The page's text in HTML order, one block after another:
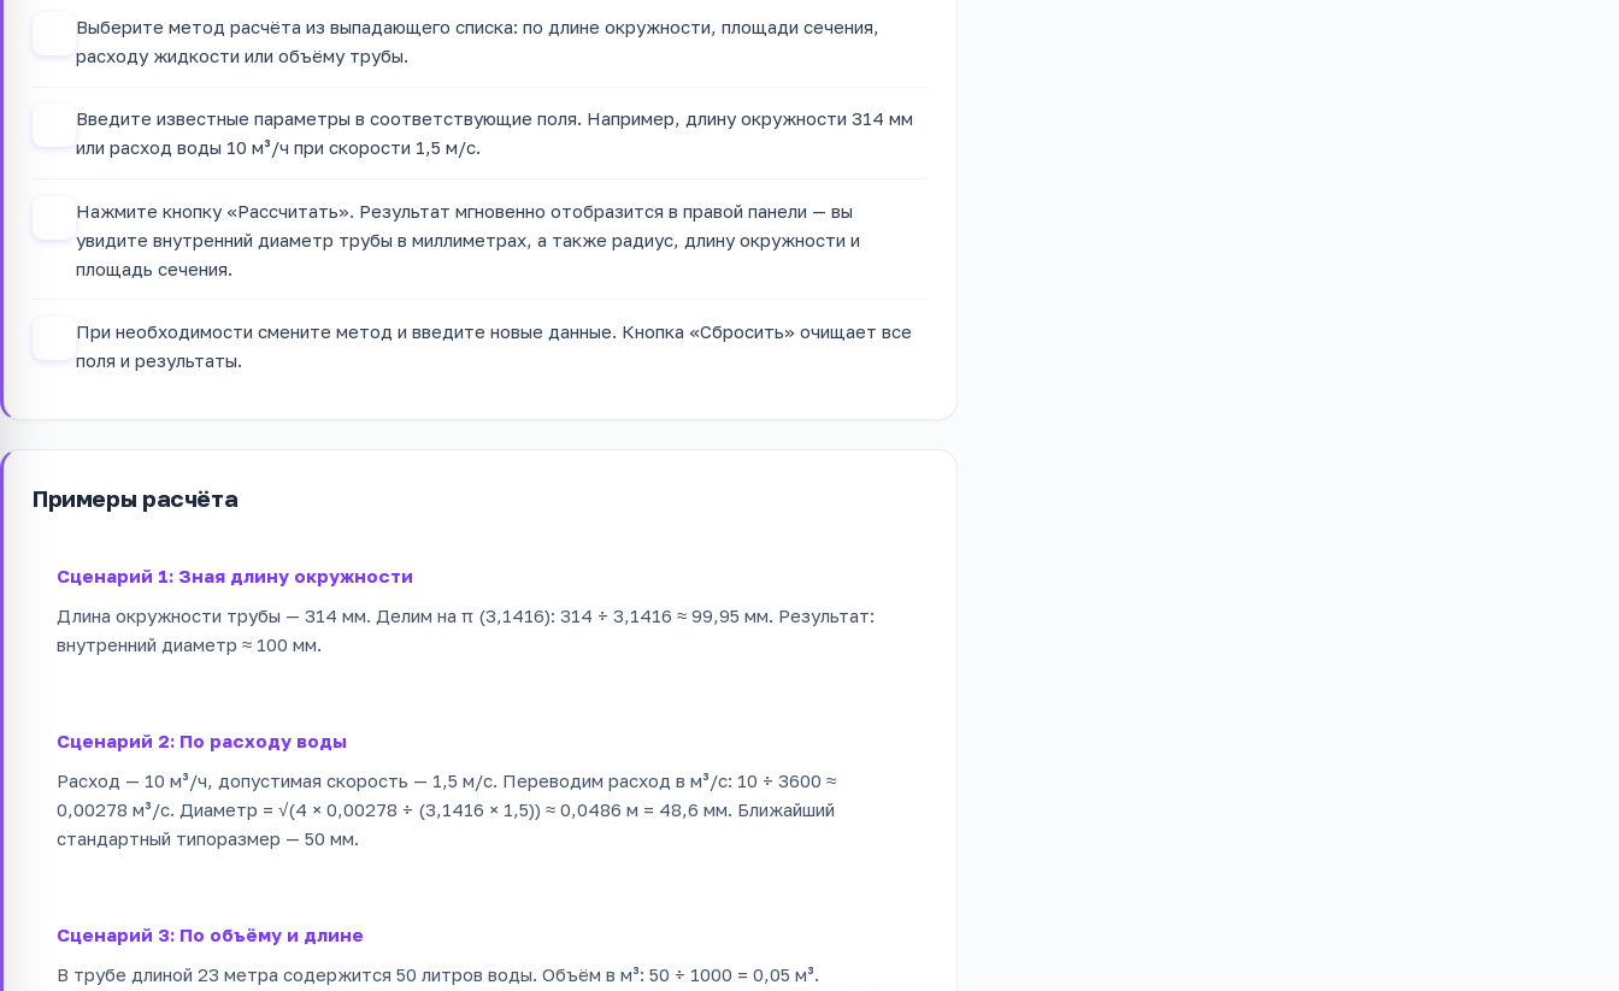
Выберите метод расчёта из выпадающего списка: по длине окружности, площади сечения,
расходу жидкости или объёму трубы.
Введите известные параметры в соответствующие поля. Например, длину окружности 314 мм
или расход воды 10 м³/ч при скорости 1,5 м/с.
Нажмите кнопку «Рассчитать». Результат мгновенно отобразится в правой панели — вы
увидите внутренний диаметр трубы в миллиметрах, а также радиус, длину окружности и
площадь сечения.
При необходимости смените метод и введите новые данные. Кнопка «Сбросить» очищает все
поля и результаты.
Примеры расчёта
Сценарий 1: Зная длину окружности
Длина окружности трубы — 314 мм. Делим на π (3,1416): 314 ÷ 3,1416 ≈ 99,95 мм. Результат:
внутренний диаметр ≈ 100 мм.
Сценарий 2: По расходу воды
Расход — 10 м³/ч, допустимая скорость — 1,5 м/с. Переводим расход в м³/с: 10 ÷ 3600 ≈
0,00278 м³/с. Диаметр = √(4 × 0,00278 ÷ (3,1416 × 1,5)) ≈ 0,0486 м = 48,6 мм. Ближайший
стандартный типоразмер — 50 мм.
Сценарий 3: По объёму и длине
В трубе длиной 23 метра содержится 50 литров воды. Объём в м³: 50 ÷ 1000 = 0,05 м³.